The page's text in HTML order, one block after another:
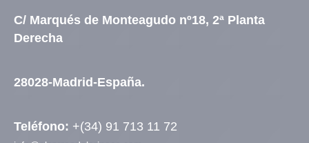
C/ Marqués de Monteagudo nº18, 2ª Planta
Derecha
28028-Madrid-España.
Teléfono: +(34) 91 713 11 72